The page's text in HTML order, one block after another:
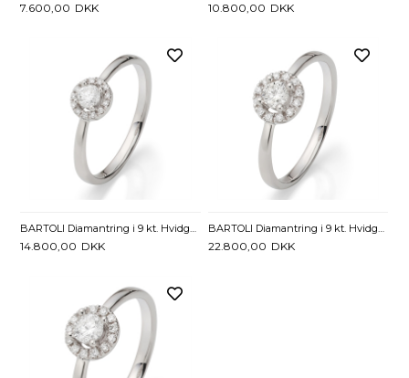
7.600,00 DKK 10.800,00 DKK
14.800,00 DKK 22.800,00 DKK